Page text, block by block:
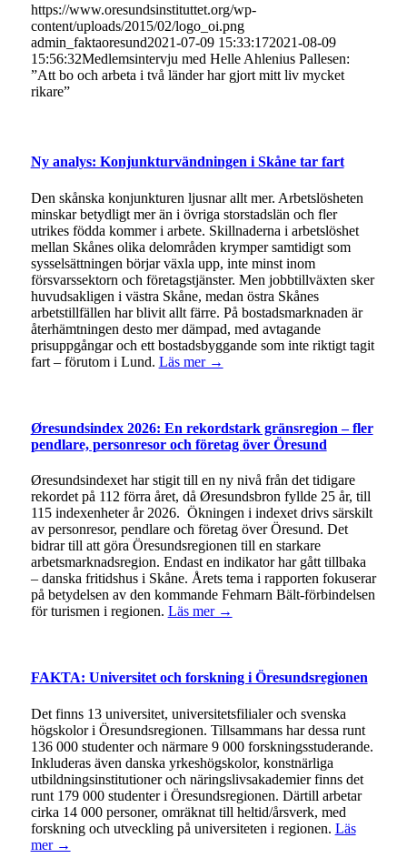
https://www.oresundsinstituttet.org/wp-
content/uploads/2015/02/logo_oi.png
admin_faktaoresund2021-07-09 15:33:172021-08-09
15:56:32Medlemsintervju med Helle Ahlenius Pallesen:
”Att bo och arbeta i två länder har gjort mitt liv mycket
rikare”
Ny analys: Konjunkturvändningen i Skåne tar fart
Den skånska konjunkturen ljusnar allt mer. Arbetslösheten
minskar betydligt mer än i övriga storstadslän och fler
utrikes födda kommer i arbete. Skillnaderna i arbetslöshet
mellan Skånes olika delområden krymper samtidigt som
sysselsättningen börjar växla upp, inte minst inom
försvarssektorn och företagstjänster. Men jobbtillväxten sker
huvudsakligen i västra Skåne, medan östra Skånes
arbetstillfällen har blivit allt färre. På bostadsmarknaden är
återhämtningen desto mer dämpad, med avtagande
prisuppgångar och ett bostadsbyggande som inte riktigt tagit
fart – förutom i Lund. Läs mer →
Øresundsindex 2026: En rekordstark gränsregion – fler
pendlare, personresor och företag över Öresund
Øresundsindexet har stigit till en ny nivå från det tidigare
rekordet på 112 förra året, då Øresundsbron fyllde 25 år, till
115 indexenheter år 2026. Ökningen i indexet drivs särskilt
av personresor, pendlare och företag över Öresund. Det
bidrar till att göra Öresundsregionen till en starkare
arbetsmarknadsregion. Endast en indikator har gått tillbaka
– danska fritidshus i Skåne. Årets tema i rapporten fokuserar
på betydelsen av den kommande Fehmarn Bält-förbindelsen
för turismen i regionen. Läs mer →
FAKTA: Universitet och forskning i Öresundsregionen
Det finns 13 universitet, universitetsfilialer och svenska
högskolor i Öresundsregionen. Tillsammans har dessa runt
136 000 studenter och närmare 9 000 forskningsstuderande.
Inkluderas även danska yrkeshögskolor, konstnärliga
utbildningsinstitutioner och näringslivsakademier finns det
runt 179 000 studenter i Öresundsregionen. Därtill arbetar
cirka 14 000 personer, omräknat till heltid/årsverk, med
forskning och utveckling på universiteten i regionen. Läs
mer →